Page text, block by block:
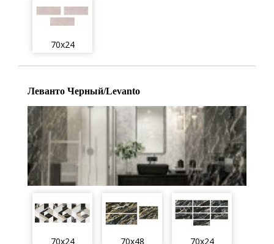
70x24
Леванто Черный/Levanto
70x24 70x48 70x24